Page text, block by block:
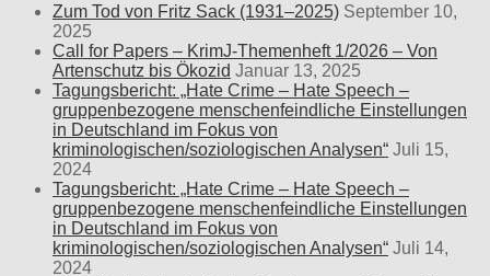
Zum Tod von Fritz Sack (1931–2025) September 10,
2025
Call for Papers – KrimJ-Themenheft 1/2026 – Von
Artenschutz bis Ökozid Januar 13, 2025
Tagungsbericht: „Hate Crime – Hate Speech –
gruppenbezogene menschenfeindliche Einstellungen
in Deutschland im Fokus von
kriminologischen/soziologischen Analysen“ Juli 15,
2024
Tagungsbericht: „Hate Crime – Hate Speech –
gruppenbezogene menschenfeindliche Einstellungen
in Deutschland im Fokus von
kriminologischen/soziologischen Analysen“ Juli 14,
2024